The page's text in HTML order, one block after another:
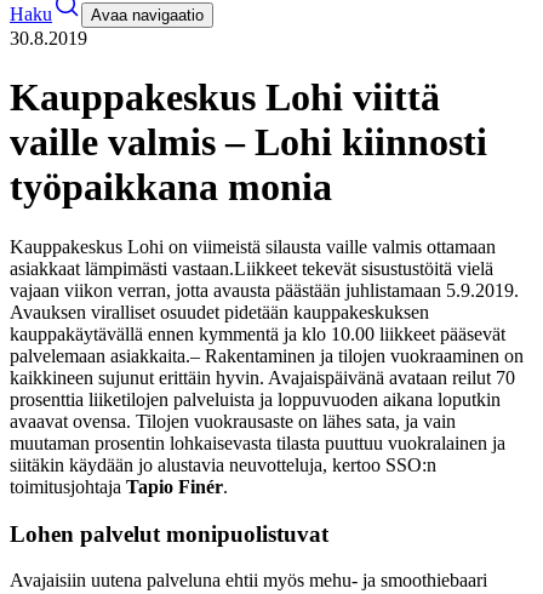
Haku
Avaa navigaatio
30.8.2019
Kauppakeskus Lohi viittä
vaille valmis – Lohi kiinnosti
työpaikkana monia
Kauppakeskus Lohi on viimeistä silausta vaille valmis ottamaan
asiakkaat lämpimästi vastaan.Liikkeet tekevät sisustustöitä vielä
vajaan viikon verran, jotta avausta päästään juhlistamaan 5.9.2019.
Avauksen viralliset osuudet pidetään kauppakeskuksen
kauppakäytävällä ennen kymmentä ja klo 10.00 liikkeet pääsevät
palvelemaan asiakkaita.– Rakentaminen ja tilojen vuokraaminen on
kaikkineen sujunut erittäin hyvin. Avajaispäivänä avataan reilut 70
prosenttia liiketilojen palveluista ja loppuvuoden aikana loputkin
avaavat ovensa. Tilojen vuokrausaste on lähes sata, ja vain
muutaman prosentin lohkaisevasta tilasta puuttuu vuokralainen ja
siitäkin käydään jo alustavia neuvotteluja, kertoo SSO:n
toimitusjohtaja Tapio Finér.
Lohen palvelut monipuolistuvat
Avajaisiin uutena palveluna ehtii myös mehu- ja smoothiebaari